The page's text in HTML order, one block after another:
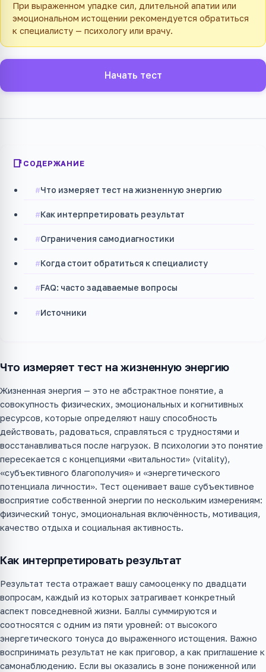
При выраженном упадке сил, длительной апатии или
эмоциональном истощении рекомендуется обратиться
к специалисту — психологу или врачу.
Начать тест
СОДЕРЖАНИЕ
Что измеряет тест на жизненную энергию
Как интерпретировать результат
Ограничения самодиагностики
Когда стоит обратиться к специалисту
FAQ: часто задаваемые вопросы
Источники
Что измеряет тест на жизненную энергию
Жизненная энергия — это не абстрактное понятие, а
совокупность физических, эмоциональных и когнитивных
ресурсов, которые определяют нашу способность
действовать, радоваться, справляться с трудностями и
восстанавливаться после нагрузок. В психологии это понятие
пересекается с концепциями «витальности» (vitality),
«субъективного благополучия» и «энергетического
потенциала личности». Тест оценивает ваше субъективное
восприятие собственной энергии по нескольким измерениям:
физический тонус, эмоциональная включённость, мотивация,
качество отдыха и социальная активность.
Как интерпретировать результат
Результат теста отражает вашу самооценку по двадцати
вопросам, каждый из которых затрагивает конкретный
аспект повседневной жизни. Баллы суммируются и
соотносятся с одним из пяти уровней: от высокого
энергетического тонуса до выраженного истощения. Важно
воспринимать результат не как приговор, а как приглашение к
самонаблюдению. Если вы оказались в зоне пониженной или